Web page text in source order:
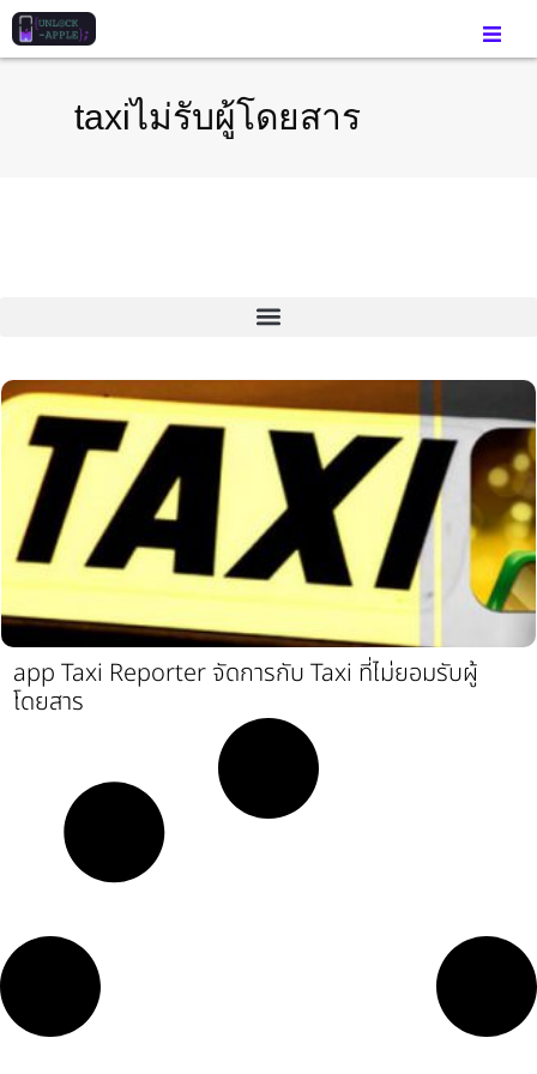
taxiไม่รับผู้โดยสาร
app Taxi Reporter จัดการกับ Taxi ที่ไม่ยอมรับผู้
โดยสาร